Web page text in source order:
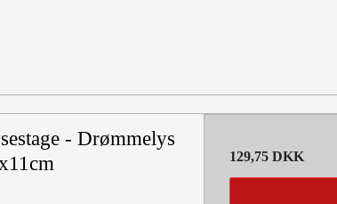
- Drømmelys
129,75 DKK